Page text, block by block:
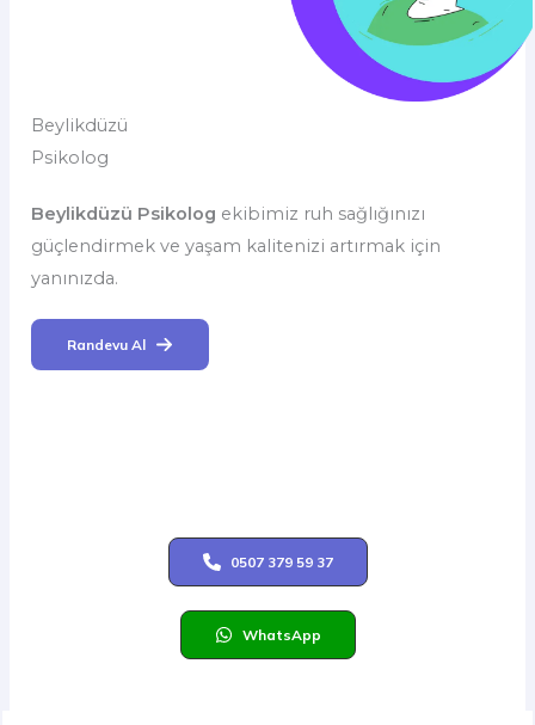
Beylikdüzü
Psikolog
Beylikdüzü Psikolog ekibimiz ruh sağlığınızı
güçlendirmek ve yaşam kalitenizi artırmak için
yanınızda.
Randevu Al
0507 379 59 37
WhatsApp